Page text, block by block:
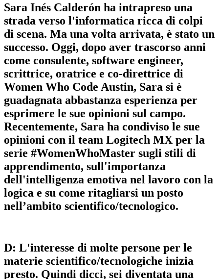
Sara Inés Calderón ha intrapreso una
strada verso l'informatica ricca di colpi
di scena. Ma una volta arrivata, è stato un
successo. Oggi, dopo aver trascorso anni
come consulente, software engineer,
scrittrice, oratrice e co-direttrice di
Women Who Code Austin, Sara si è
guadagnata abbastanza esperienza per
esprimere le sue opinioni sul campo.
Recentemente, Sara ha condiviso le sue
opinioni con il team Logitech MX per la
serie #WomenWhoMaster sugli stili di
apprendimento, sull'importanza
dell'intelligenza emotiva nel lavoro con la
logica e su come ritagliarsi un posto
nell’ambito scientifico/tecnologico.
D: L'interesse di molte persone per le
materie scientifico/tecnologiche inizia
presto. Quindi dicci, sei diventata una